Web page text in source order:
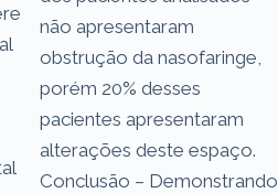
não apresentaram
obstrução da nasofaringe,
porém 20% desses
pacientes apresentaram
alterações deste espaço.
Conclusão – Demonstrando